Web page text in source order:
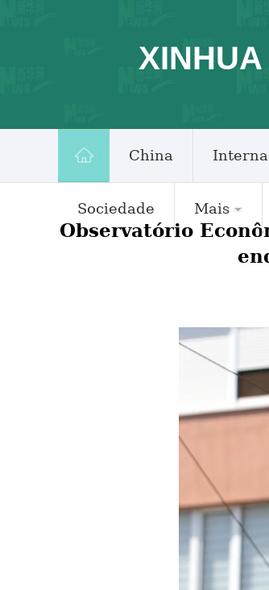
China
Sociedade Mais
Observatório